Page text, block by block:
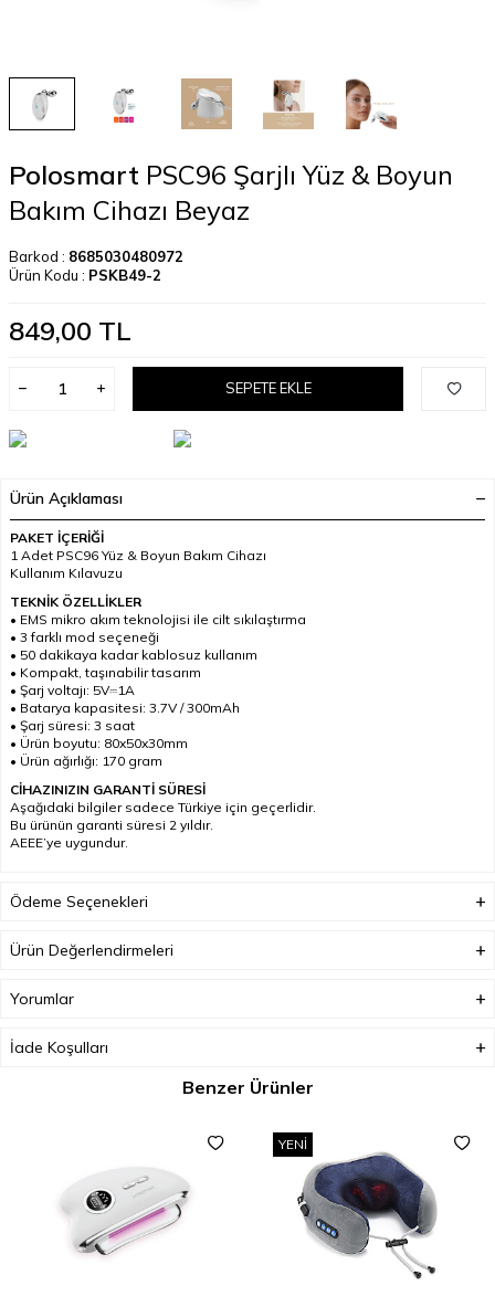
Polosmart PSC96 Şarjlı Yüz & Boyun
Bakım Cihazı Beyaz
Barkod : 8685030480972
Ürün Kodu : PSKB49-2
849,00 TL
SEPETE EKLE
Ürün Açıklaması
PAKET İÇERİĞİ
1 Adet PSC96 Yüz & Boyun Bakım Cihazı
Kullanım Kılavuzu
TEKNİK ÖZELLİKLER
• EMS mikro akım teknolojisi ile cilt sıkılaştırma
• 3 farklı mod seçeneği
• 50 dakikaya kadar kablosuz kullanım
• Kompakt, taşınabilir tasarım
• Şarj voltajı: 5V⎓1A
• Batarya kapasitesi: 3.7V / 300mAh
• Şarj süresi: 3 saat
• Ürün boyutu: 80x50x30mm
• Ürün ağırlığı: 170 gram
CİHAZINIZIN GARANTİ SÜRESİ
Aşağıdaki bilgiler sadece Türkiye için geçerlidir.
Bu ürünün garanti süresi 2 yıldır.
AEEE’ye uygundur.
Ödeme Seçenekleri
Ürün Değerlendirmeleri
Yorumlar
İade Koşulları
Benzer Ürünler
YENI